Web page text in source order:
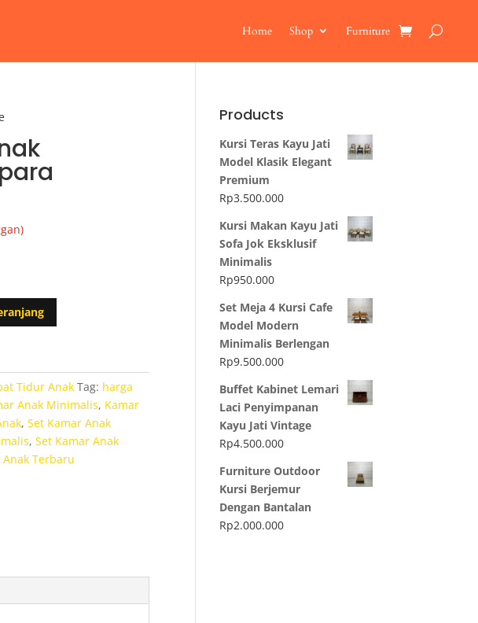
Home Shop Furniture
Tidur Anak Tag: harga
Anak Minimalis, Kamar
,Set Kamar Anak
,Set Kamar Anak
Anak Terbaru
Products
Kursi Teras Kayu Jati
Model Klasik Elegant
Premium
Rp3.500.000
Kursi Makan Kayu Jati
Sofa Jok Eksklusif
Minimalis
Rp950.000
Set Meja 4 Kursi Cafe
Model Modern
Minimalis Berlengan
Rp9.500.000
Buffet Kabinet Lemari
Laci Penyimpanan
Kayu Jati Vintage
Rp4.500.000
Furniture Outdoor
Kursi Berjemur
Dengan Bantalan
Rp2.000.000